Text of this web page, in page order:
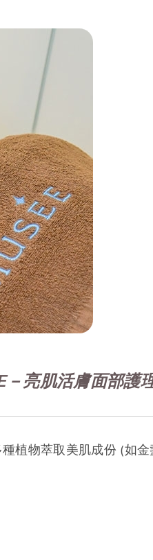
－亮肌活膚面部護
植物萃取美肌成份 (如